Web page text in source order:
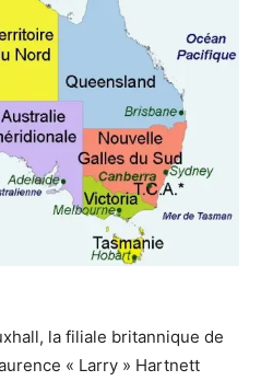
la filiale britannique de
« Larry » Hartnett